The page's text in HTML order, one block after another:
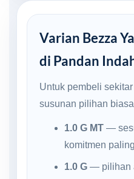
Varian Bezza
di Pandan
Untuk pembeli
susunan pilihan
1.0 G MT—
komitmen
1.0 G— pilihan